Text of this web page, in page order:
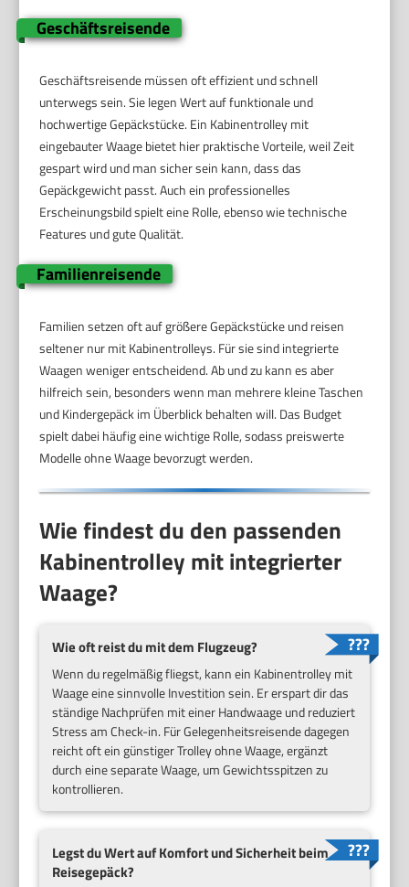
Geschäftsreisende
Geschäftsreisende müssen oft effizient und schnell
unterwegs sein. Sie legen Wert auf funktionale und
hochwertige Gepäckstücke. Ein Kabinentrolley mit
eingebauter Waage bietet hier praktische Vorteile, weil Zeit
gespart wird und man sicher sein kann, dass das
Gepäckgewicht passt. Auch ein professionelles
Erscheinungsbild spielt eine Rolle, ebenso wie technische
Features und gute Qualität.
Familienreisende
Familien setzen oft auf größere Gepäckstücke und reisen
seltener nur mit Kabinentrolleys. Für sie sind integrierte
Waagen weniger entscheidend. Ab und zu kann es aber
hilfreich sein, besonders wenn man mehrere kleine Taschen
und Kindergepäck im Überblick behalten will. Das Budget
spielt dabei häufig eine wichtige Rolle, sodass preiswerte
Modelle ohne Waage bevorzugt werden.
Wie findest du den passenden
Kabinentrolley mit integrierter
Waage?
Wie oft reist du mit dem Flugzeug?
Wenn du regelmäßig fliegst, kann ein Kabinentrolley mit
Waage eine sinnvolle Investition sein. Er erspart dir das
ständige Nachprüfen mit einer Handwaage und reduziert
Stress am Check-in. Für Gelegenheitsreisende dagegen
reicht oft ein günstiger Trolley ohne Waage, ergänzt
durch eine separate Waage, um Gewichtsspitzen zu
kontrollieren.
Legst du Wert auf Komfort und Sicherheit beim
Reisegepäck?